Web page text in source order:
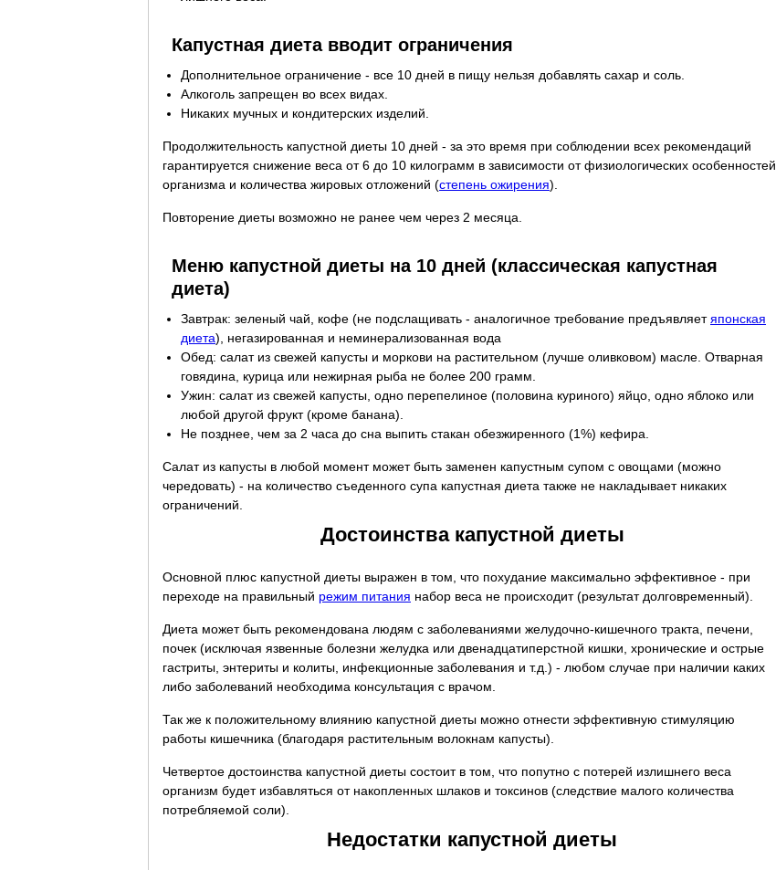
Капустная диета вводит ограничения
Дополнительное ограничение - все 10 дней в пищу нельзя добавлять сахар и соль.
Алкоголь запрещен во всех видах.
Никаких мучных и кондитерских изделий.
Продолжительность капустной диеты 10 дней - за это время при соблюдении всех рекомендаций
гарантируется снижение веса от 6 до 10 килограмм в зависимости от физиологических особенностей
организма и количества жировых отложений (степень ожирения).
Повторение диеты возможно не ранее чем через 2 месяца.
Меню капустной диеты на 10 дней (классическая капустная
диета)
Завтрак: зеленый чай, кофе (не подслащивать - аналогичное требование предъявляетяпонская
диета), негазированная и неминерализованная вода
Обед: салат из свежей капусты и моркови на растительном (лучше оливковом) масле. Отварная
говядина, курица или нежирная рыба не более 200 грамм.
Ужин: салат из свежей капусты, одно перепелиное (половина куриного) яйцо, одно яблоко или
любой другой фрукт (кроме банана).
Не позднее, чем за 2 часа до сна выпить стакан обезжиренного (1%) кефира.
Салат из капусты в любой момент может быть заменен капустным супом с овощами (можно
чередовать) - на количество съеденного супа капустная диета также не накладывает никаких
ограничений.
Достоинства капустной диеты
Основной плюс капустной диеты выражен в том, что похудание максимально эффективное - при
переходе на правильный режим питания набор веса не происходит (результат долговременный).
Диета может быть рекомендована людям с заболеваниями желудочно-кишечного тракта, печени,
почек (исключая язвенные болезни желудка или двенадцатиперстной кишки, хронические и острые
гастриты, энтериты и колиты, инфекционные заболевания и т.д.) - любом случае при наличии каких
либо заболеваний необходима консультация с врачом.
Так же к положительному влиянию капустной диеты можно отнести эффективную стимуляцию
работы кишечника (благодаря растительным волокнам капусты).
Четвертое достоинства капустной диеты состоит в том, что попутно с потерей излишнего веса
организм будет избавляться от накопленных шлаков и токсинов (следствие малого количества
потребляемой соли).
Недостатки капустной диеты